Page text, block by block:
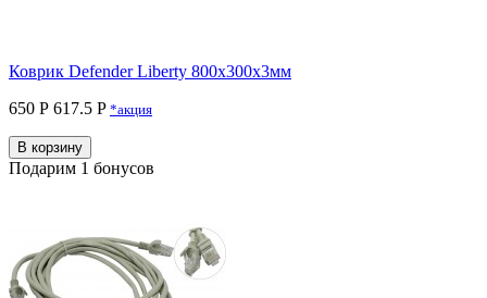
Коврик Defender Liberty 800х300х3мм
650 Р 617.5 P *акция
В корзину
Подарим 1 бонусов